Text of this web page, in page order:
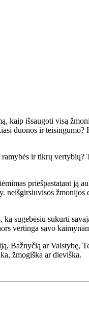
išsaugoti visą
duonos ir
ir tikrų
priešpastatant ją
sugebėsiu sukurti
vertinga savo
ar Valstybę,
žmogiška ar dieviška.